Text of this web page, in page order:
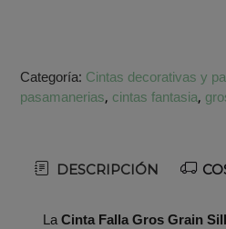
Categoría: Cintas decorativas y
pasamanerias cintas fantasia
DESCRIPCIÓN
LaCinta Falla Gros Grain